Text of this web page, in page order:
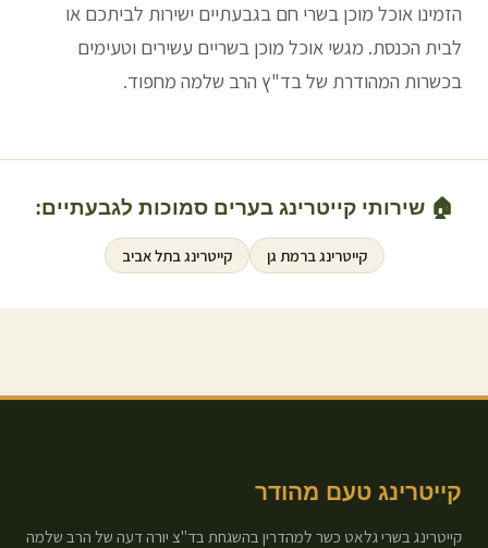
הזמינו אוכל מוכן בשרי חם בגבעתיים ישירות לביתכם או
לבית הכנסת. מגשי אוכל מוכן בשריים עשירים וטעימים
בכשרות המהודרת של בד"ץ הרב שלמה מחפוד.
🏠 שירותי קייטרינג בערים סמוכות לגבעתיים:
קייטרינג ברמת גן קייטרינג בתל אביב
קייטרינג טעם מהודר
קייטרינג בשרי גלאט כשר למהדרין בהשגחת בד"צ יורה דעה של הרב שלמה